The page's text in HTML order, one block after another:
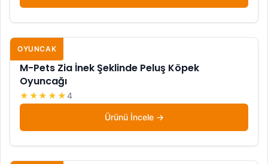
OYUNCAK
M-Pets Zia İnek Şeklinde Peluş Köpek
Oyuncağı
★★★★★4
Ürünü İncele